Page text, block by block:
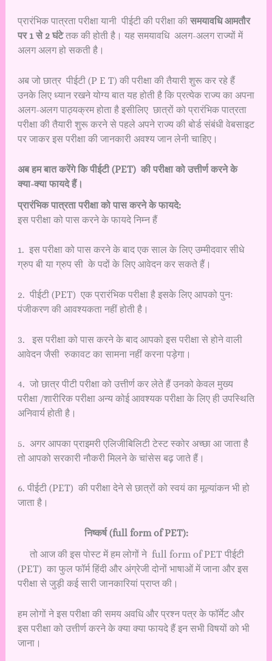
प्रारंभिक पात्रता परीक्षा यानी पीईटी की परीक्षा कीसमयावधि आमतौर
पर 1 से 2 घंटेतक की होती है। यह समयावधि अलग-अलग राज्यों में
अलग अलग हो सकती है।
अब जो छात्र पीईटी (P E T) की परीक्षा की तैयारी शुरू कर रहे हैं
उनके लिए ध्यान रखने योग्य बात यह होती है कि प्रत्येक राज्य का अपना
अलग-अलग पाठ्यक्रम होता है इसीलिए छात्रों को प्रारंभिक पात्रता
परीक्षा की तैयारी शुरू करने से पहले अपने राज्य की बोर्ड संबंधी वेबसाइट
पर जाकर इस परीक्षा की जानकारी अवश्य जान लेनी चाहिए।
अब हम बात करेंगे कि पीईटी (PET) की परीक्षा को उत्तीर्ण करने के
क्या-क्या फायदे हैं।
प्रारंभिक पात्रता परीक्षा को पास करने के फायदे:
इस परीक्षा को पास करने के फायदे निम्न हैं
1. इस परीक्षा को पास करने के बाद एक साल के लिए उम्मीदवार सीधे
ग्रुप बी या ग्रुप सी के पदों के लिए आवेदन कर सकते हैं।
2. पीईटी (PET) एक प्रारंभिक परीक्षा है इसके लिए आपको पुनः
पंजीकरण की आवश्यकता नहीं होती है।
3. इस परीक्षा को पास करने के बाद आपको इस परीक्षा से होने वाली
आवेदन जैसी रुकावट का सामना नहीं करना पड़ेगा।
4. जो छात्र पीटी परीक्षा को उत्तीर्ण कर लेते हैं उनको केवल मुख्य
परीक्षा /शारीरिक परीक्षा अन्य कोई आवश्यक परीक्षा के लिए ही उपस्थिति
अनिवार्य होती है।
5. अगर आपका प्राइमरी एलिजीबिलिटी टेस्ट स्कोर अच्छा आ जाता है
तो आपको सरकारी नौकरी मिलने के चांसेस बढ़ जाते हैं।
6. पीईटी (PET) की परीक्षा देने से छात्रों को स्वयं का मूल्यांकन भी हो
जाता है।
निष्कर्ष (full form of PET):
तो आज की इस पोस्ट में हम लोगों ने full form of PET पीईटी
(PET) का फुल फॉर्म हिंदी और अंग्रेजी दोनों भाषाओं में जाना और इस
परीक्षा से जुड़ी कई सारी जानकारियां प्राप्त की।
हम लोगों ने इस परीक्षा की समय अवधि और प्रश्न पत्र के फॉर्मेट और
इस परीक्षा को उत्तीर्ण करने के क्या क्या फायदे हैं इन सभी विषयों को भी
जाना।